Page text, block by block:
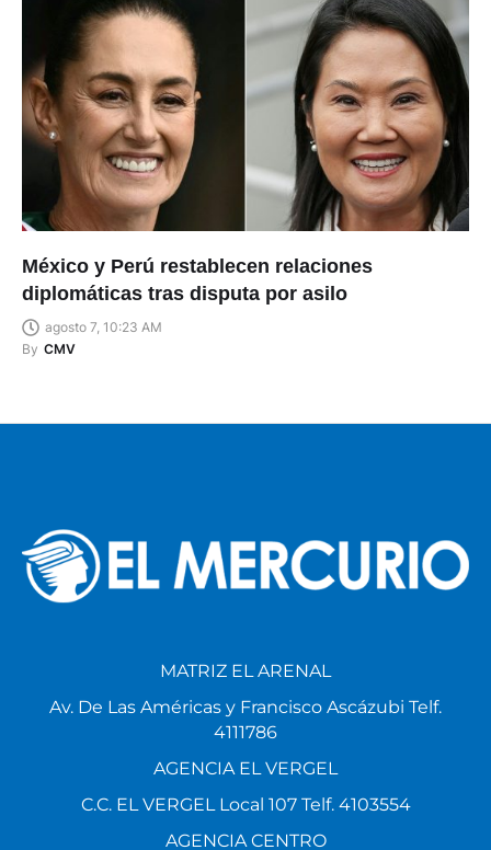
México y Perú restablecen relaciones
diplomáticas tras disputa por asilo
agosto 7, 10:23 AM
By CMV
MATRIZ EL ARENAL
Av. De Las Américas y Francisco Ascázubi Telf.
4111786
AGENCIA EL VERGEL
C.C. EL VERGEL Local 107 Telf. 4103554
AGENCIA CENTRO